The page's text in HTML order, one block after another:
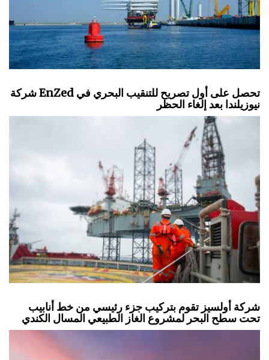
شركة EnZed تحصل على أول تصريح للتنقيب البحري في
نيوزيلندا بعد إلغاء الحظر
شركة أولسيز تقوم بتركيب جزء رئيسي من خط أنابيب
تحت سطح البحر لمشروع الغاز الطبيعي المسال الكندي